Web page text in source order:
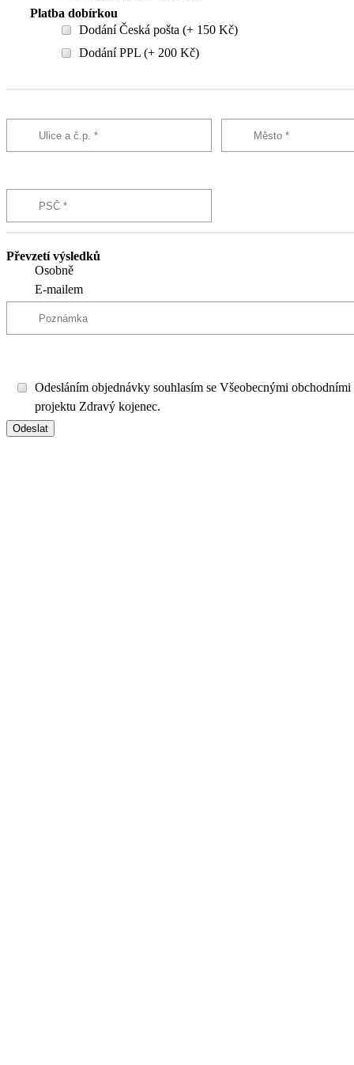
Platba dobírkou
Dodání Česká pošta (+ 150 Kč)
Dodání PPL (+ 200 Kč)
Převzetí výsledků
Osobně
E-mailem
Odesláním objednávky souhlasím se Všeobecnými
projektu Zdravý kojenec.